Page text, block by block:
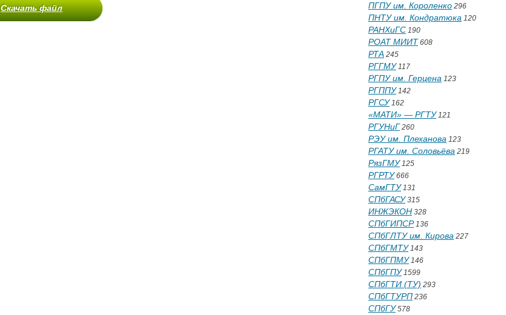
Скачать файл ПГПУ им. Короленко 296
ПНТУ им. Кондратюка 120
РАНХиГС 190
РОАТ МИИТ 608
РТА 245
РГГМУ117
РГПУ им. Герцена 123
РГППУ142
РГСУ162
«МАТИ» — РГТУ121
РГУНиГ 260
РЭУ им. Плеханова 123
РГАТУ им. Соловьёва 219
РязГМУ125
РГРТУ666
СамГТУ131
СПбГАСУ315
ИНЖЭКОН 328
СПбГИПСР136
СПбГЛТУ им. Кирова 227
СПбГМТУ143
СПбГПМУ146
СПбГПУ1599
СПбГТИ (ТУ) 293
СПбГТУРП 236
СПбГУ578